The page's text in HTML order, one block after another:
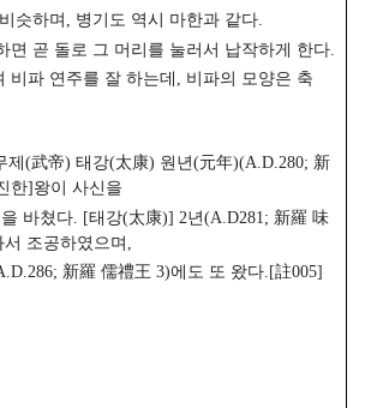
슷하며, 병기도 역시 마한과 같다.
면 곧 돌로 그 머리를 눌러서 납작하게 한다.
비파 연주를 잘 하는데, 비파의 모양은 축
제(武帝) 태강(太康) 원년(元年)(A.D.280; 新
한]왕이 사신을
바쳤다. [태강(太康)] 2년(A.D281; 新羅 味
조공하였으며,
新羅 儒禮王 3)에도 또 왔다.[註005]